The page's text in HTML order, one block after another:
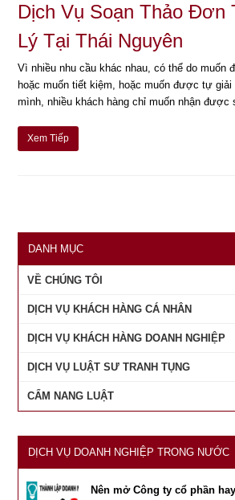
Dịch Vụ Soạn Thảo Đơn
Lý Tại Thái Nguyên
Vì nhiều nhu cầu khác nhau, có thể do muốn
hoặc muốn tiết kiệm, hoặc muốn được tự giải
mình, nhiều khách hàng chỉ muốn nhận
Xem Tiếp
DANH MỤC
VỀ CHÚNG TÔI
DỊCH VỤ KHÁCH HÀNG CÁ NHÂN
DỊCH VỤ KHÁCH HÀNG DOANH NGHIỆP
DỊCH VỤ LUẬT SƯ TRANH TỤNG
CẨM NANG LUẬT
DỊCH VỤ DOANH NGHIỆP TRONG NƯỚC
Nên mở Công ty cổ phần